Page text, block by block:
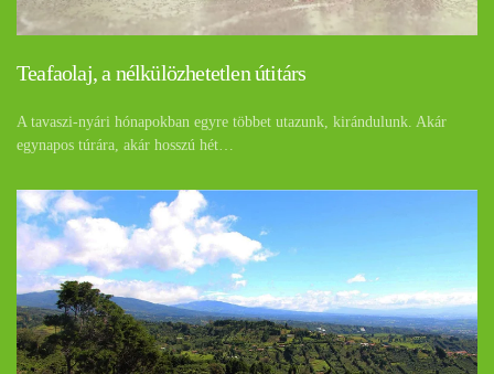
Teafaolaj, a nélkülözhetetlen útitárs
A tavaszi-nyári hónapokban egyre többet utazunk, kirándulunk. Akár
egynapos túrára, akár hosszú hét…